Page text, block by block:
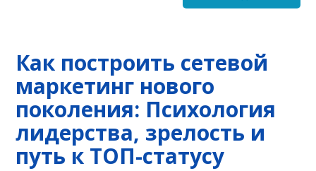
Как построить сетевой
маркетинг нового
поколения: Психология
лидерства, зрелость и
путь к ТОП-статусу